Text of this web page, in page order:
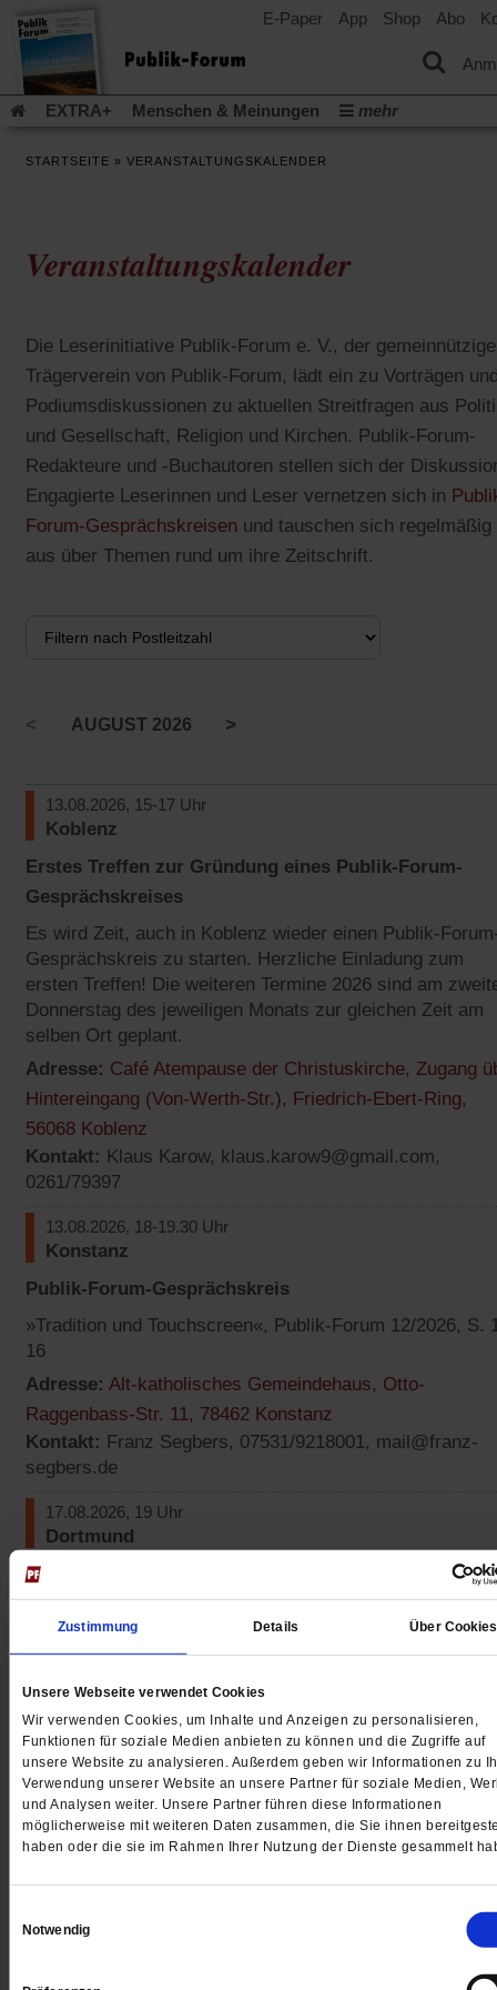
Zustimmung Details Über Cookies
Unsere Webseite verwendet Cookies
Wir verwenden Cookies, um Inhalte und Anzeigen zu personalisieren,
Funktionen für soziale Medien anbieten zu können und die Zugriffe auf
unsere Website zu analysieren. Außerdem geben wir Informationen zu
Verwendung unserer Website an unsere Partner für soziale Medien,
und Analysen weiter. Unsere Partner führen diese Informationen
möglicherweise mit weiteren Daten zusammen, die Sie ihnen
haben oder die sie im Rahmen Ihrer Nutzung der Dienste gesammelt
Notwendig
E-Paper App Shop Abo
EXTRA+ Menschen & Meinungen
mehr
Leserinitiative Publik-Forum e.V.
Die Erderwärmung
einem
neuen
Tab)
neuen
Tab)
in
einem
neuen
Tab)
(Öffnet
in
einem
neuen
Tab)
Krieg in der Ukraine
in
Flucht und Migration
Video-Podcast »Veranstaltungen«
Schriftgröße ändern:
STARTSEITE » VERANSTALTUNGSKALENDER
Veranstaltungskalender
Die Leserinitiative Publik-Forum e. V., der gemeinnützige
Trägerverein von Publik-Forum, lädt ein zu Vorträgen
Podiumsdiskussionen zu aktuellen Streitfragen aus
und Gesellschaft, Religion und Kirchen. Publik-Forum-
Redakteure und -Buchautoren stellen sich der
Engagierte Leserinnen und Leser vernetzen sich in
Forum-Gesprächskreisen und tauschen sich regelmäßig
aus über Themen rund um ihre Zeitschrift.
< AUGUST 2026 >
13.08.2026, 15-17 Uhr
Koblenz
Erstes Treffen zur Gründung eines Publik-Forum-
Gesprächskreises
Es wird Zeit, auch in Koblenz wieder einen Publik-
Gesprächskreis zu starten. Herzliche Einladung zum
ersten Treffen! Die weiteren Termine 2026 sind am
Donnerstag des jeweiligen Monats zur gleichen Zeit am
selben Ort geplant.
Adresse: Café Atempause der Christuskirche, Zugang
Hintereingang (Von-Werth-Str.), Friedrich-Ebert-Ring,
56068 Koblenz
in
neuen
Kontakt: Klaus Karow, klaus.karow9@gmail.com,
0261/79397
13.08.2026, 18-19.30 Uhr
Konstanz
Publik-Forum-Gesprächskreis
»Tradition und Touchscreen«, Publik-Forum 12/2026, S.
16
Adresse: Alt-katholisches Gemeindehaus, Otto-
Raggenbass-Str. 11, 78462 Konstanz
in
Kontakt: Franz Segbers, 07531/9218001, mail@franz-
segbers.de
17.08.2026, 19 Uhr
Dortmund
Publik-Forum-Gesprächskreis
Adresse: Katholisches Centrum, EG, Konferenzraum
Propsteihof 10, 44137 Dortmund
neuen
Tab)
19.08.2026, 18.30-20 Uhr
Köln
Publik-Forum-Gesprächskreis
Adresse: Karl-Rahner-Akademie, Jabachstr. 4-8, 50676
Köln(Öffnet
in
Kontakt:Agnes Grevers, 0221/42344952, 01520/